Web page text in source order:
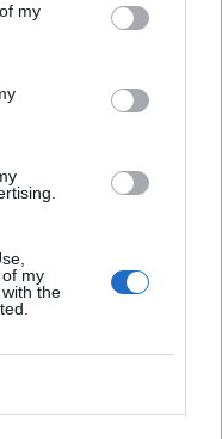
my
my
the
του, γνωρίζει
των εταιρειών
των
να
(venture
θα μπορούσε να
εγγραφών στα
αυτές
κεφαλαίων,